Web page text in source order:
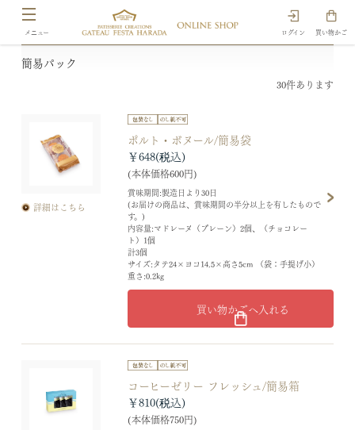
ログイン 買い物かご
簡易パック
30件あります
詳細はこちら
ポルト・ボヌール/簡易袋
賞味期間:製造日より30日
(お届けの商品は、賞味期間の半分以上を有したもので
す。)
内容量:マドレーヌ（プレーン）2個、（チョコレー
ト）1個
計3個
サイズ:タテ24×ヨコ14.5×高さ5cm （袋：手提げ小）
重さ:0.2kg
￥648
(本体価格600円)
買い物かごへ入れる
コーヒーゼリー フレッシュ/簡易箱
￥810
(本体価格750円)